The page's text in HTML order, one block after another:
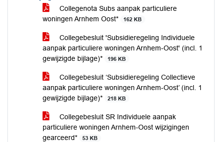
Collegenota Subs aanpak particuliere
woningen Arnhem Oost*
162 KB
Collegebesluit 'Subsidieregeling Individuele
aanpak particuliere woningen Arnhem-Oost' (incl. 1
gewijzigde bijlage)*
196 KB
Collegebesluit ‘Subsidieregeling Collectieve
aanpak particuliere woningen Arnhem-Oost’ (incl. 1
gewijzigde bijlage)*
218 KB
Collegebesluit SR Individuele aanpak
particuliere woningen Arnhem-Oost wijzigingen
gearceerd*
53 KB